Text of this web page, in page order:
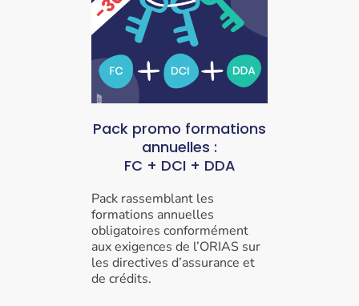
Pack promo formations
annuelles :
FC + DCI + DDA
Pack rassemblant les
formations annuelles
obligatoires conformément
aux exigences de l’ORIAS sur
les directives d’assurance et
de crédits.